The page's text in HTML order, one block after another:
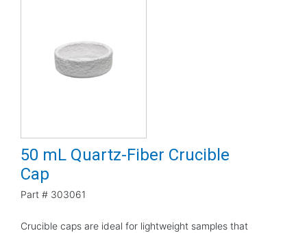
50 mL Quartz-Fiber Crucible
Cap
Part # 303061
Crucible caps are ideal for lightweight samples that